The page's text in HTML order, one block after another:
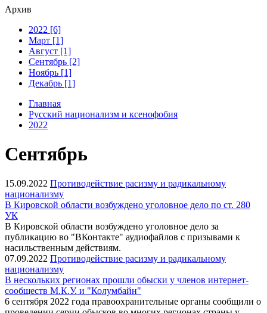
Архив
2022 [6]
Март [1]
Август [1]
Сентябрь [2]
Ноябрь [1]
Декабрь [1]
Главная
Русский национализм и ксенофобия
2022
Сентябрь
15.09.2022 Противодействие расизму и радикальному
национализму
В Кировской области возбуждено уголовное дело по ст. 280
УК
В Кировской области возбуждено уголовное дело за
публикацию во "ВКонтакте" аудиофайлов с призывами к
насильственным действиям.
07.09.2022 Противодействие расизму и радикальному
национализму
В нескольких регионах прошли обыски у членов интернет-
сообществ М.К.У. и "Колумбайн"
6 сентября 2022 года правоохранительные органы сообщили о